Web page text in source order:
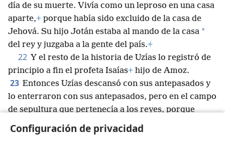
Configuración de privacidad
día de su muerte. Vivía como un leproso en una casa
aparte,+ porque había sido excluido de la casa de
Jehová. Su hijo Jotán estaba al mando de la casa *
del rey y juzgaba a la gente del país.+
22 Y el resto de la historia de Uzías lo registró de
principio a fin el profeta Isaías+ hijo de Amoz.
23 Entonces Uzías descansó con sus antepasados y
lo enterraron con sus antepasados, pero en el campo
de sepultura que pertenecía a los reyes, porque
dijeron: “Es un leproso”. Y su hijo Jotán
convirtió en el nuevo rey.